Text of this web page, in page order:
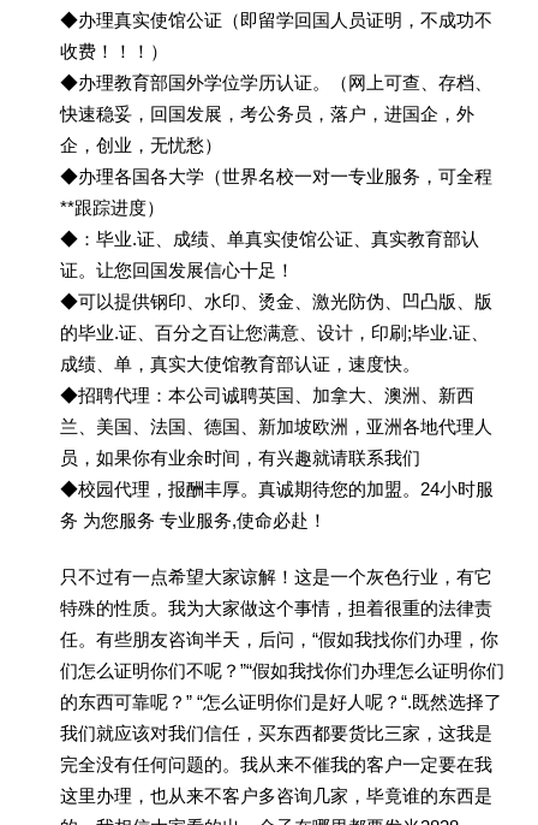
◆办理真实使馆公证（即留学回国人员证明，不成功不
收费！！！）
◆办理教育部国外学位学历认证。（网上可查、存档、
快速稳妥，回国发展，考公务员，落户，进国企，外
企，创业，无忧愁）
◆办理各国各大学（世界名校一对一专业服务，可全程
**跟踪进度）
◆：毕业.证、成绩、单真实使馆公证、真实教育部认
证。让您回国发展信心十足！
◆可以提供钢印、水印、烫金、激光防伪、凹凸版、版
的毕业.证、百分之百让您满意、设计，印刷;毕业.证、
成绩、单，真实大使馆教育部认证，速度快。
◆招聘代理：本公司诚聘英国、加拿大、澳洲、新西
兰、美国、法国、德国、新加坡欧洲，亚洲各地代理人
员，如果你有业余时间，有兴趣就请联系我们
◆校园代理，报酬丰厚。真诚期待您的加盟。24小时服
务 为您服务 专业服务,使命必赴！
只不过有一点希望大家谅解！这是一个灰色行业，有它
特殊的性质。我为大家做这个事情，担着很重的法律责
任。有些朋友咨询半天，后问，“假如我找你们办理，你
们怎么证明你们不呢？”“假如我找你们办理怎么证明你们
的东西可靠呢？” “怎么证明你们是好人呢？“.既然选择了
我们就应该对我们信任，买东西都要货比三家，这我是
完全没有任何问题的。我从来不催我的客户一定要在我
这里办理，也从来不客户多咨询几家，毕竟谁的东西是